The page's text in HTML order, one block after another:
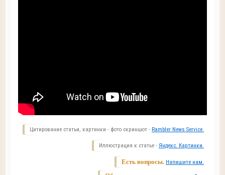
Цитирование статьи, картинки - фото скриншот - Rambler News Service.
Иллюстрация к статье - Яндекс. Картинки.
Есть вопросы. Напишите нам.